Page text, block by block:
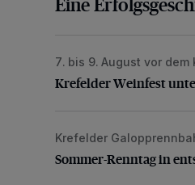
Krefelder Weinfest
7. bis 9. August vor
Krefelder Weinfest
Sommer-Renntag in
Krefelder
Sommer-Renntag in